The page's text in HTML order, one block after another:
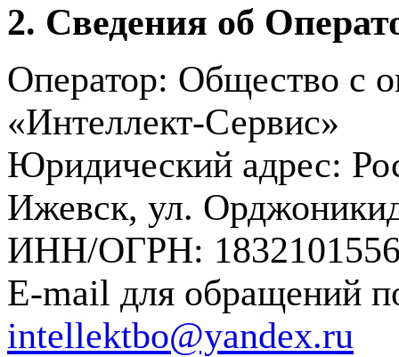
2. Сведения об
Оператор: Общество с
«Интеллект-Сервис»
Юридический адрес:
Ижевск, ул.
ИНН/ОГРН: 1832101556
E-mail для обращений
intellektbo@yandex.ru